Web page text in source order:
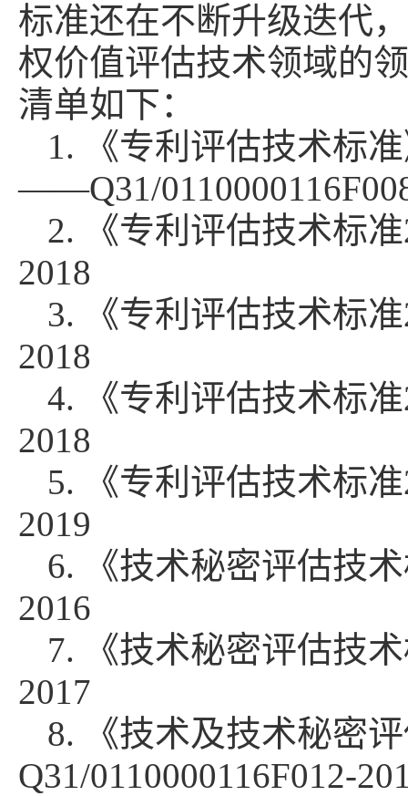
标准还在不断升级迭代
权价值评估技术领域的
清单如下：
1. 《专利评估技术标准
——Q31/
2. 《专利评估技术标准
2018
3. 《专利评估技术标准
2018
4. 《专利评估技术标准
2018
5. 《专利评估技术标准
2019
6. 《技术秘密评估技
2016
7. 《技术秘密评估技
2017
8. 《技术及技术秘密
Q31/0110000116F012-